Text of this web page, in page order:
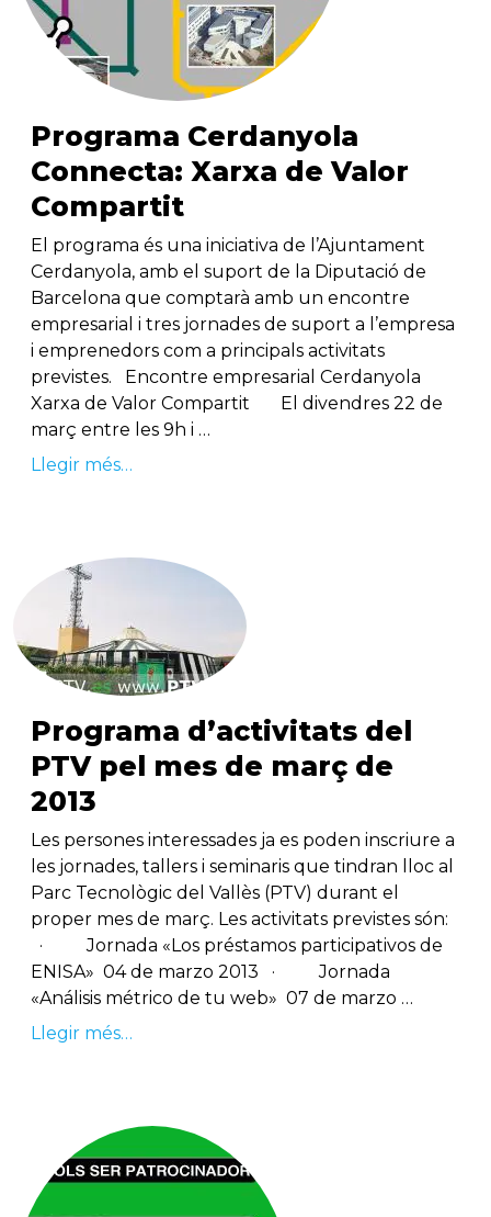
Programa Cerdanyola
Connecta: Xarxa de Valor
Compartit
El programa és una iniciativa de l’Ajuntament
Cerdanyola, amb el suport de la Diputació de
Barcelona que comptarà amb un encontre
empresarial i tres jornades de suport a l’empresa
i emprenedors com a principals activitats
previstes. Encontre empresarial Cerdanyola
Xarxa de Valor Compartit El divendres 22 de
març entre les 9h i …
Llegir més…
Programa d’activitats del
PTV pel mes de març de
2013
Les persones interessades ja es poden inscriure a
les jornades, tallers i seminaris que tindran lloc al
Parc Tecnològic del Vallès (PTV) durant el
proper mes de març. Les activitats previstes són:
· Jornada «Los préstamos participativos de
ENISA» 04 de marzo 2013 · Jornada
«Análisis métrico de tu web» 07 de marzo …
Llegir més…